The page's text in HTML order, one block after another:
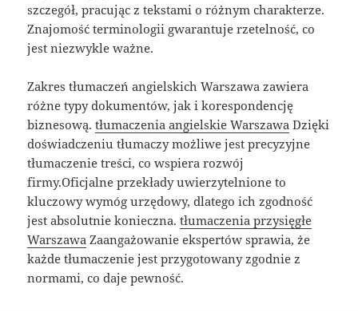
szczegół, pracując z tekstami o różnym charakterze.
Znajomość terminologii gwarantuje rzetelność, co
jest niezwykle ważne.
Zakres tłumaczeń angielskich Warszawa zawiera
różne typy dokumentów, jak i korespondencję
biznesową.tłumaczenia angielskie Warszawa Dzięki
doświadczeniu tłumaczy możliwe jest precyzyjne
tłumaczenie treści, co wspiera rozwój
firmy.Oficjalne przekłady uwierzytelnione to
kluczowy wymóg urzędowy, dlatego ich zgodność
jest absolutnie konieczna.tłumaczenia przysięgłe
Warszawa Zaangażowanie ekspertów sprawia, że
każde tłumaczenie jest przygotowany zgodnie z
normami, co daje pewność.